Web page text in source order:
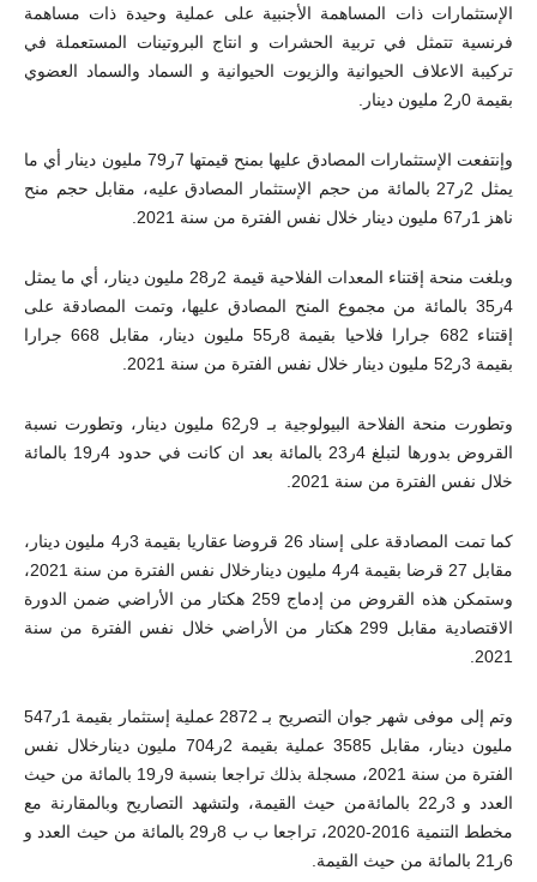
الإستثمارات ذات المساهمة الأجنبية على عملية وحيدة ذات مساهمة
فرنسية تتمثل في تربية الحشرات و انتاج البروتينات المستعملة في
تركيبة الاعلاف الحيوانية والزيوت الحيوانية و السماد والسماد العضوي
بقيمة 0ر2 مليون دينار.
وإنتفعت الإستثمارات المصادق عليها بمنح قيمتها 7ر79 مليون دينار أي ما
يمثل 2ر27 بالمائة من حجم الإستثمار المصادق عليه، مقابل حجم منح
ناهز 1ر67 مليون دينار خلال نفس الفترة من سنة 2021.
وبلغت منحة إقتناء المعدات الفلاحية قيمة 2ر28 مليون دينار، أي ما يمثل
4ر35 بالمائة من مجموع المنح المصادق عليها، وتمت المصادقة على
إقتناء 682 جرارا فلاحيا بقيمة 8ر55 مليون دينار، مقابل 668 جرارا
بقيمة 3ر52 مليون دينار خلال نفس الفترة من سنة 2021.
وتطورت منحة الفلاحة البيولوجية بـ 9ر62 مليون دينار، وتطورت نسبة
القروض بدورها لتبلغ 4ر23 بالمائة بعد ان كانت في حدود 4ر19 بالمائة
خلال نفس الفترة من سنة 2021.
كما تمت المصادقة على إسناد 26 قروضا عقاريا بقيمة 3ر4 مليون دينار،
مقابل 27 قرضا بقيمة 4ر4 مليون دينارخلال نفس الفترة من سنة 2021،
وستمكن هذه القروض من إدماج 259 هكتار من الأراضي ضمن الدورة
الاقتصادية مقابل 299 هكتار من الأراضي خلال نفس الفترة من سنة
2021.
وتم إلى موفى شهر جوان التصريح بـ 2872 عملية إستثمار بقيمة 1ر547
مليون دينار، مقابل 3585 عملية بقيمة 2ر704 مليون دينارخلال نفس
الفترة من سنة 2021، مسجلة بذلك تراجعا بنسبة 9ر19 بالمائة من حيث
العدد و 3ر22 بالمائةمن حيث القيمة، ولتشهد التصاريح وبالمقارنة مع
مخطط التنمية 2016-2020، تراجعا ب ب 8ر29 بالمائة من حيث العدد و
6ر21 بالمائة من حيث القيمة.